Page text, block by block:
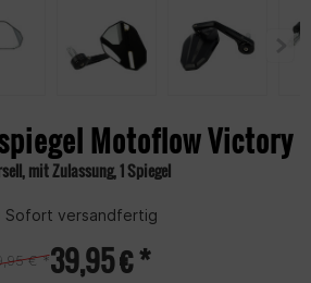
Motoflow Victory
mit Zulassung, 1 Spiegel
Sofort versandfertig
39,95 € *
€ *